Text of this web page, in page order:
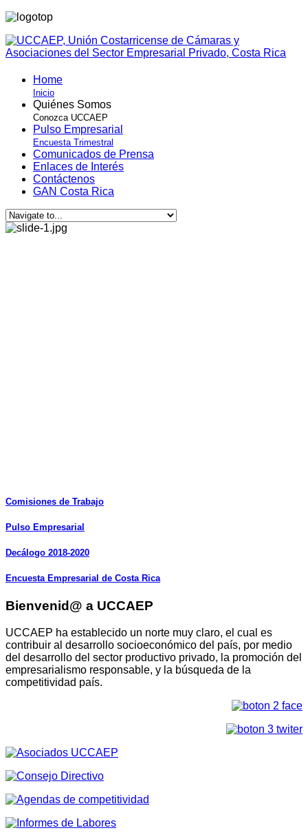
Home
Inicio
Quiénes Somos
Conozca UCCAEP
Pulso Empresarial
Encuesta Trimestral
Comunicados de Prensa
Enlaces de Interés
Contáctenos
GAN Costa Rica
Comisiones de Trabajo
Pulso Empresarial
Decálogo 2018-2020
Encuesta Empresarial de Costa Rica
Bienvenid@ a UCCAEP
UCCAEP ha establecido un norte muy claro, el cual es
contribuir al desarrollo socioeconómico del país, por medio
del desarrollo del sector productivo privado, la promoción del
empresarialismo responsable, y la búsqueda de la
competitividad país.